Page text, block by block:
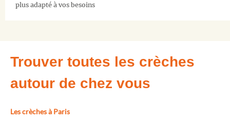
plus adapté à vos besoins
Trouver toutes les crèches
autour de chez vous
Les crèches à Paris